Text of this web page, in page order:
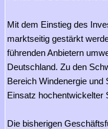
Mit dem Einstieg des
marktseitig gestärkt
führenden Anbietern
Deutschland. Zu den
Bereich Windenergie und
Einsatz hochentwickelter
Die bisherigen